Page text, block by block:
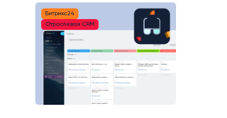
Битрикс24
Отраслевая CRM